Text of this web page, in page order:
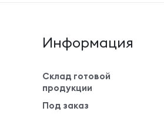
Информация
Склад готовой
продукции
Под заказ